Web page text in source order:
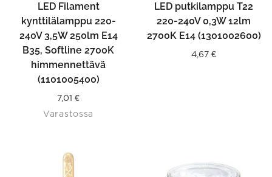
LED Filament
kynttilälamppu 220-
240V 3,5W 250lm E14
B35, Softline 2700K
himmennettävä
(1101005400)
7,01 €
Varastossa
LED putkilamppu T22
220-240V 0,3W 12lm
2700K E14 (1301002600)
4,67 €